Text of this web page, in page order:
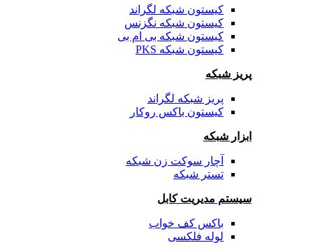
کیستون شبکه لگراند
کیستون شبکه نگزنس
کیستون شبکه بی ام بی
کیستون شبکه PKS
پریز شبکه
پریز شبکه لگراند
کیستون باکس روکار
ابزار شبکه
آچار سوکت زن شبکه
تستر شبکه
سیستم مدیریت کابل
باکس کف خواب
لوله فلکسی